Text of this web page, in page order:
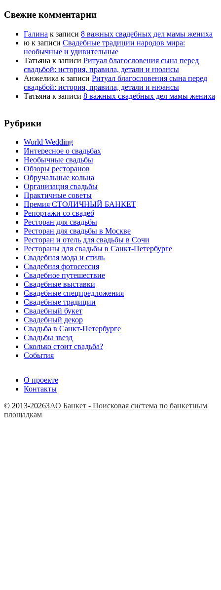
Свежие комментарии
Галина к записи 8 важных свадебных дел мамы жениха
ю к записи Свадебные традиции народов мира:
необычные и удивительные
Татьяна к записи Ритуал благословения сына перед
свадьбой: история, правила, детали и нюансы
Анжелика к записи Ритуал благословения сына перед
свадьбой: история, правила, детали и нюансы
Татьяна к записи 8 важных свадебных дел мамы жениха
Рубрики
World Wedding
Интересное о свадьбах
Необычные свадьбы
Обзоры ресторанов
Обручальные кольца
Организация свадьбы
Практичные советы
Премия СТОЛИЧНЫЙ БАНКЕТ
Репортажи со свадеб
Ресторан для свадьбы
Ресторан для свадьбы в Москве
Ресторан и отель для свадьбы в Сочи
Рестораны для свадьбы в Санкт-Петербурге
Свадебная мода и стиль
Свадебная фотосессия
Свадебное путешествие
Свадебные выставки
Свадебные спецпредложения
Свадебные традиции
Свадебный букет
Свадебный декор
Свадьба в Санкт-Петербурге
Свадьбы звезд
Сколько стоит свадьба?
События
О проекте
Контакты
© 2013-2026ЗАО Банкет - Поисковая система по банкетным
площадкам